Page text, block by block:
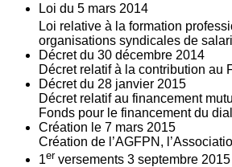
Loi du 5 mars 2014
Loi relative à la formation
organisations syndicales de
Décret du 30 décembre 2014
Décret relatif à la contribution au
Décret du 28 janvier 2015
Décret relatif au financement
Fonds pour le financement du
Création le 7 mars 2015
Création de l’AGFPN,
1er versements 3 septembre 2015